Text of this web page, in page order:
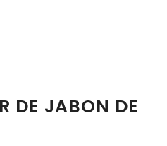
DE JABON DE